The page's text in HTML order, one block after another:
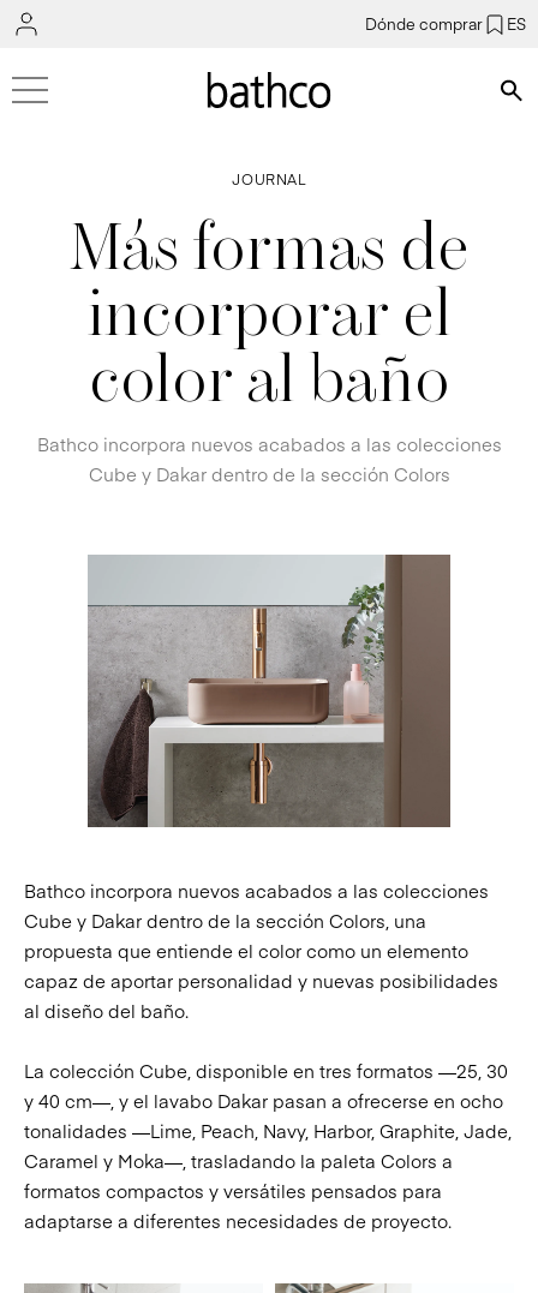
Dónde comprar ES
JOURNAL
Más formas de
incorporar el
color al baño
Bathco incorpora nuevos acabados a las colecciones
Cube y Dakar dentro de la sección Colors
Bathco incorpora nuevos acabados a las colecciones
Cube y Dakar dentro de la sección Colors, una
propuesta que entiende el color como un elemento
capaz de aportar personalidad y nuevas posibilidades
al diseño del baño.
La colección Cube, disponible en tres formatos —25 30
y40 cm—, y el lavabo Dakar pasan a ofrecerse en ocho
tonalidades —Lime, Peach, Navy, Harbor, Graphite, Jade,
Caramel y Moka—, trasladando la paleta Colors a
formatos compactos y versátiles pensados para
adaptarse a diferentes necesidades de proyecto.